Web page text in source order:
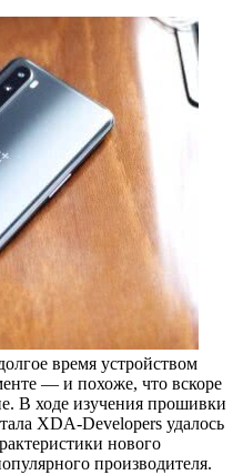
время устройством
— и похоже, что вскоре
В ходе изучения прошивки
XDA-Developers удалось
нового
производителя.